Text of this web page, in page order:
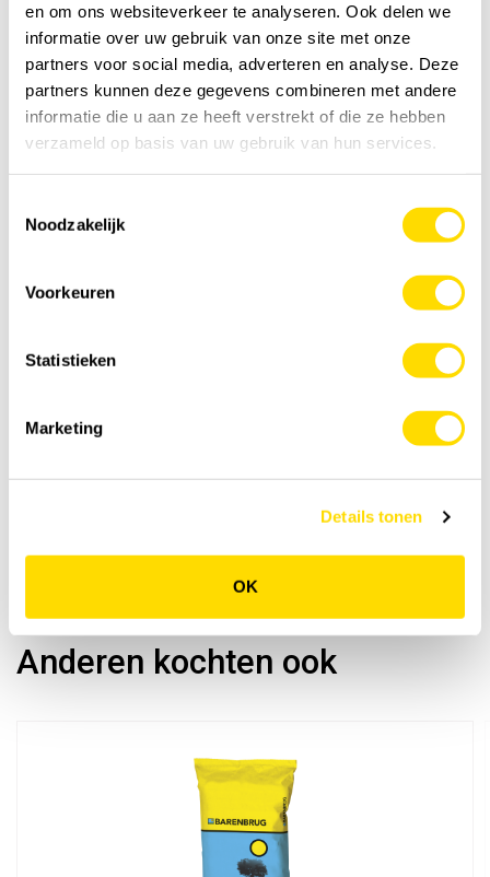
en om ons websiteverkeer te analyseren. Ook delen we
informatie over uw gebruik van onze site met onze
partners voor social media, adverteren en analyse. Deze
partners kunnen deze gegevens combineren met andere
informatie die u aan ze heeft verstrekt of die ze hebben
verzameld op basis van uw gebruik van hun services.
Noodzakelijk
Voorkeuren
Statistieken
Marketing
Details tonen
OK
Details
Feedback
Video
YOUTUBE
Anderen kochten ook